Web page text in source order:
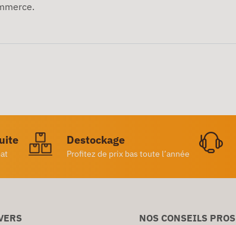
Destockage
Profitez de prix bas toute l’année
NOS CONSEILS PROS